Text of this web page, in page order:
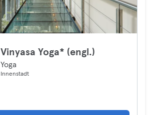
Vinyasa Yoga* (engl.)
Yoga
Innenstadt